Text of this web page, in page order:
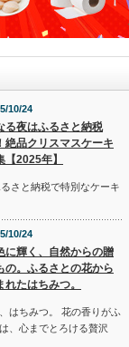
10/24
る夜はふるさと納税
絶品クリスマスケーキ
【2025年】
さと納税で特別なケーキ
10/24
に輝く、自然からの贈
の。ふるさとの花から
れたはちみつ。
はちみつ。 花の香りがふ
、心までとろける贅沢